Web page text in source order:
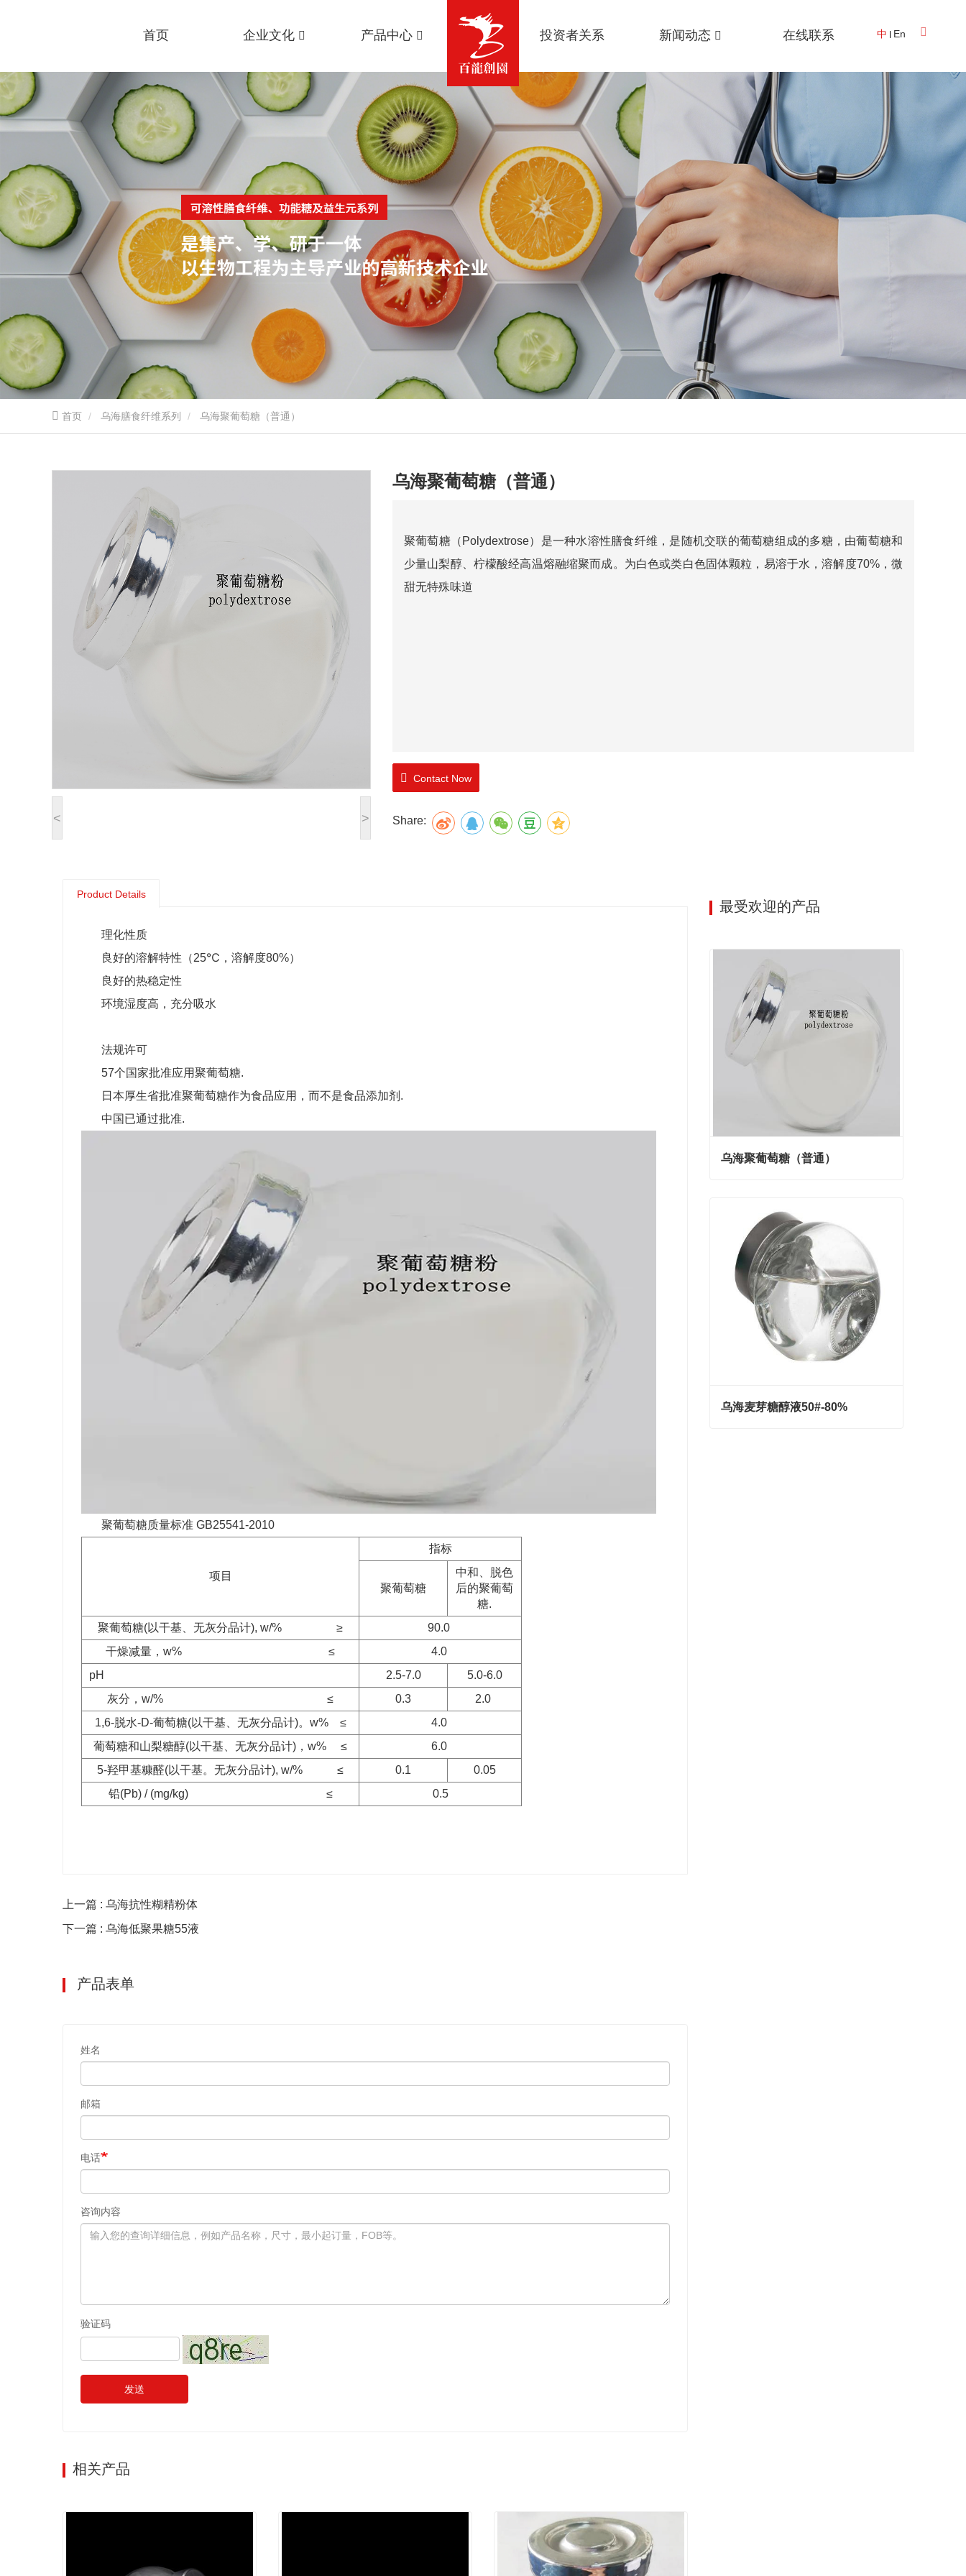
首页 企业文化 产品中心 投资者关系 新闻动态 在线联系 中 En
首页 乌海膳食纤维系列 乌海聚葡萄糖（普通）
< >
乌海聚葡萄糖（普通）
聚葡萄糖（Polydextrose）是一种水溶性膳食纤维，是随机交联的葡萄糖组成的多糖，由葡萄糖和
少量山梨醇、柠檬酸经高温熔融缩聚而成。为白色或类白色固体颗粒，易溶于水，溶解度70%，微
甜无特殊味道
Contact Now
Share:
Product Details
理化性质
良好的溶解特性（25℃，溶解度80%）
良好的热稳定性
环境湿度高，充分吸水
法规许可
57个国家批准应用聚葡萄糖.
日本厚生省批准聚葡萄糖作为食品应用，而不是食品添加剂.
中国已通过批准.
聚葡萄糖质量标准 GB25541-2010
项目
指标
聚葡萄糖
中和、脱色
后的聚葡萄
糖.
聚葡萄糖(以干基、无灰分品计), w/% ≥
90.0
干燥减量，w% ≤
4.0
pH
2.5-7.0
5.0-6.0
灰分，w/% ≤
0.3
2.0
1,6-脱水-D-葡萄糖(以干基、无灰分品计)。w% ≤
4.0
葡萄糖和山梨糖醇(以干基、无灰分品计)，w% ≤
6.0
5-羟甲基糠醛(以干基。无灰分品计), w/% ≤
0.1
0.05
铅(Pb) / (mg/kg) ≤
0.5
上一篇 : 乌海抗性糊精粉体
下一篇 : 乌海低聚果糖55液
产品表单
姓名
邮箱
电话
咨询内容
验证码
发送
相关产品
最受欢迎的产品
乌海聚葡萄糖（普通）
Contact Now
乌海麦芽糖醇液50#-80%